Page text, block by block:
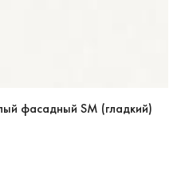
фасадный SM (гладкий)